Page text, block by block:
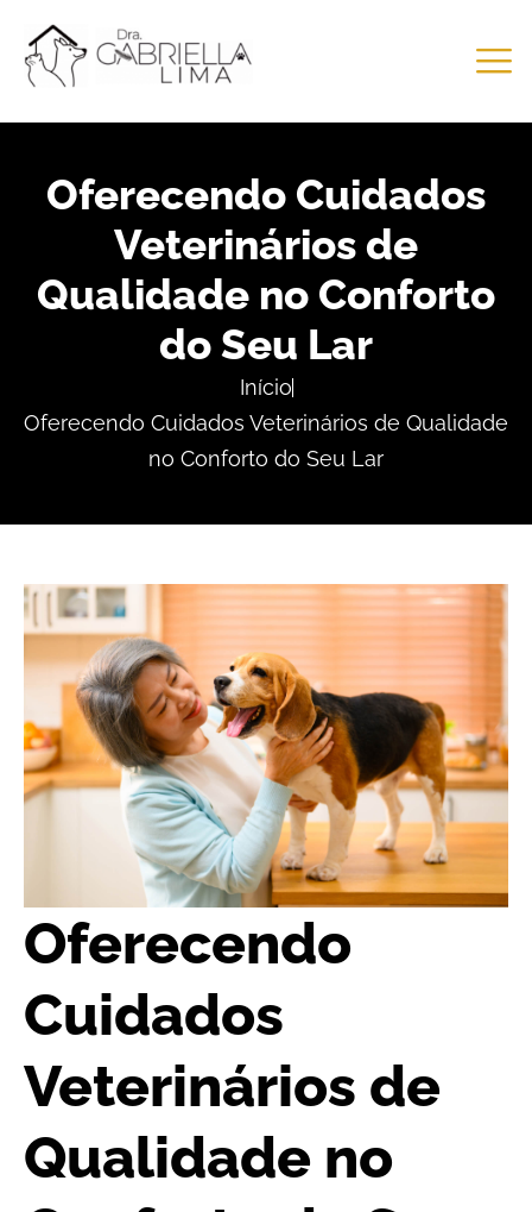
Oferecendo Cuidados
Veterinários de
Qualidade no Conforto
do Seu Lar
Início
Oferecendo Cuidados Veterinários de Qualidade
no Conforto do Seu Lar
Oferecendo
Cuidados
Veterinários de
Qualidade no